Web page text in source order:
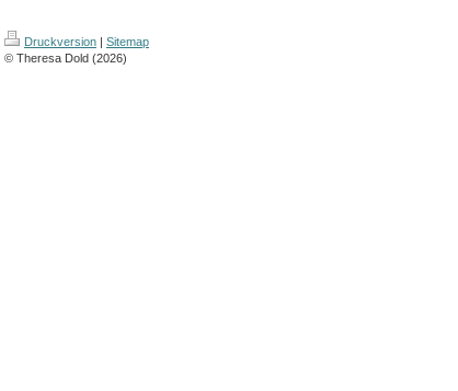
Druckversion
Sitemap
© Theresa Dold (2026)